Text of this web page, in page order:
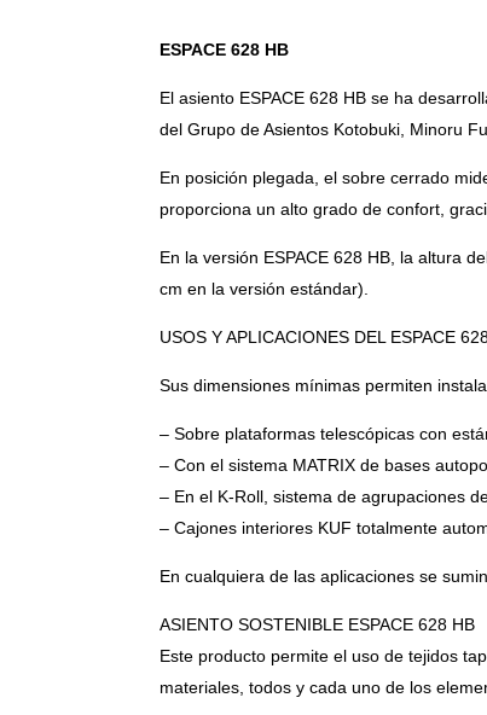
ESPACE 628 HB
El asiento ESPACE 628 HB se ha
del Grupo de Asientos Kotobuki, Minoru
En posición plegada, el sobre cerrado
proporciona un alto grado de confort,
En la versión ESPACE 628 HB, la altura
cm en la versión estándar).
USOS Y APLICACIONES DEL ESPACE
Sus dimensiones mínimas permiten
– Sobre plataformas telescópicas con
– Con el sistema MATRIX de bases
– En el K-Roll, sistema de agrupaciones
– Cajones interiores KUF totalmente
En cualquiera de las aplicaciones se
ASIENTO SOSTENIBLE ESPACE 628 HB
Este producto permite el uso de tejidos
materiales, todos y cada uno de los